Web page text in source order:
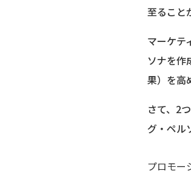
至ること
マーケテ
ソナを作
果）を高
さて、2
グ・ペル
プロモー